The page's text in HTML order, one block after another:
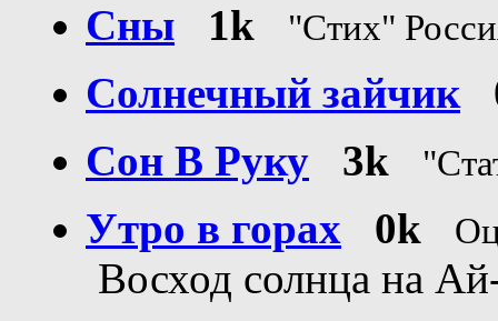
Сны
1k "Стих"
Солнечный зайчик
Сон В Руку
3k
Утро в горах 0k
Восход солнца на